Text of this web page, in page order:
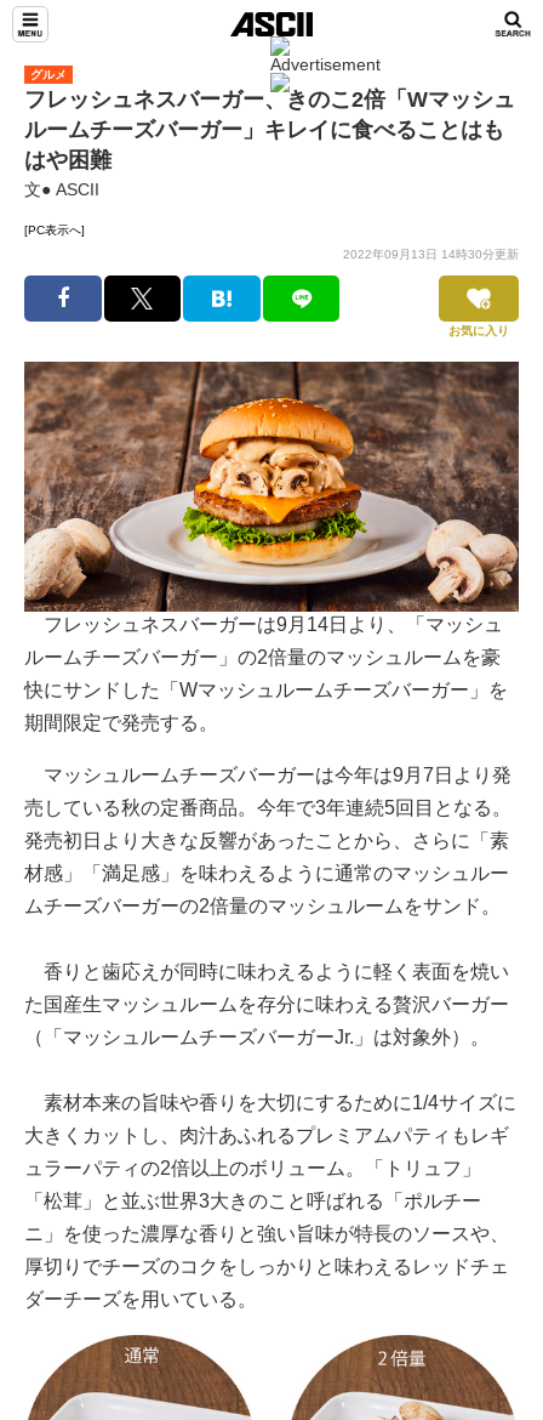
グルメ
フレッシュネスバーガー、きのこ2倍「Wマッシュ
ルームチーズバーガー」キレイに食べることはも
はや困難
文● ASCII
[PC表示へ]
2022年09月13日 14時30分更新
お気に入り
フレッシュネスバーガーは9月14日より、「マッシュ
ルームチーズバーガー」の2倍量のマッシュルームを豪
快にサンドした「Wマッシュルームチーズバーガー」を
期間限定で発売する。
マッシュルームチーズバーガーは今年は9月7日より発
売している秋の定番商品。今年で3年連続5回目となる。
発売初日より大きな反響があったことから、さらに「素
材感」「満足感」を味わえるように通常のマッシュルー
ムチーズバーガーの2倍量のマッシュルームをサンド。
香りと歯応えが同時に味わえるように軽く表面を焼い
た国産生マッシュルームを存分に味わえる贅沢バーガー
（「マッシュルームチーズバーガーJr.」は対象外）。
素材本来の旨味や香りを大切にするために1/4サイズに
大きくカットし、肉汁あふれるプレミアムパティもレギ
ュラーパティの2倍以上のボリューム。「トリュフ」
「松茸」と並ぶ世界3大きのこと呼ばれる「ポルチー
ニ」を使った濃厚な香りと強い旨味が特長のソースや、
厚切りでチーズのコクをしっかりと味わえるレッドチェ
ダーチーズを用いている。